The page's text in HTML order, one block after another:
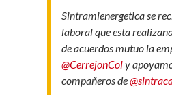
Sintramienergetica se
laboral que esta
de acuerdos mutuo la
@CerrejonColy
compañeros de